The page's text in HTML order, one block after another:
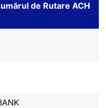
de Rutare ACH